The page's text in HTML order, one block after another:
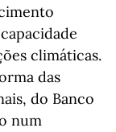
climáticas.
das
do Banco
num